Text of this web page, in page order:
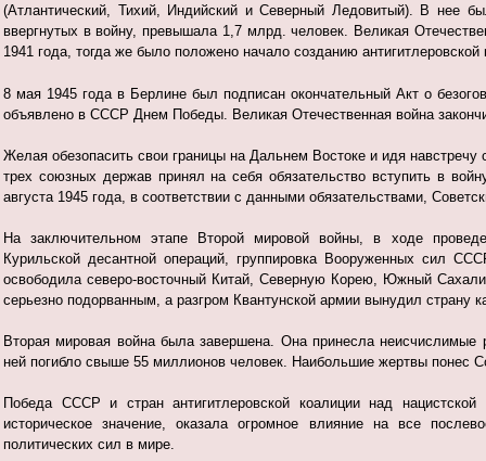
(Атлантический, Тихий, Индийский и Северный Ледовитый). В нее
ввергнутых в войну, превышала 1,7 млрд. человек. Великая
1941 года, тогда же было положено начало созданию антигитлеровской
8 мая 1945 года в Берлине был подписан окончательный Акт о
объявлено в СССР Днем Победы. Великая Отечественная война
Желая обезопасить свои границы на Дальнем Востоке и идя
трех союзных держав принял на себя обязательство вступить в
августа 1945 года, в соответствии с данными обязательствами,
На заключительном этапе Второй мировой войны, в ходе
Курильской десантной операций, группировка Вооруженных сил
освободила северо-восточный Китай, Северную Корею, Южный
серьезно подорванным, а разгром Квантунской армии вынудил страну
Вторая мировая война была завершена. Она принесла
ней погибло свыше 55 миллионов человек. Наибольшие жертвы понес
Победа СССР и стран антигитлеровской коалиции над
историческое значение, оказала огромное влияние на все
политических сил в мире.